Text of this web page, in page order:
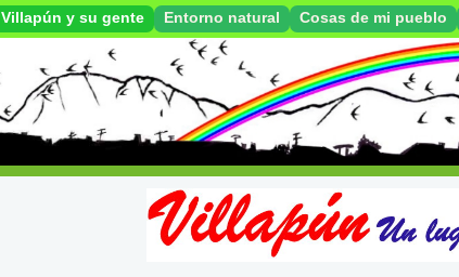
Villapún y su gente Entorno natural Cosas de mi pueblo